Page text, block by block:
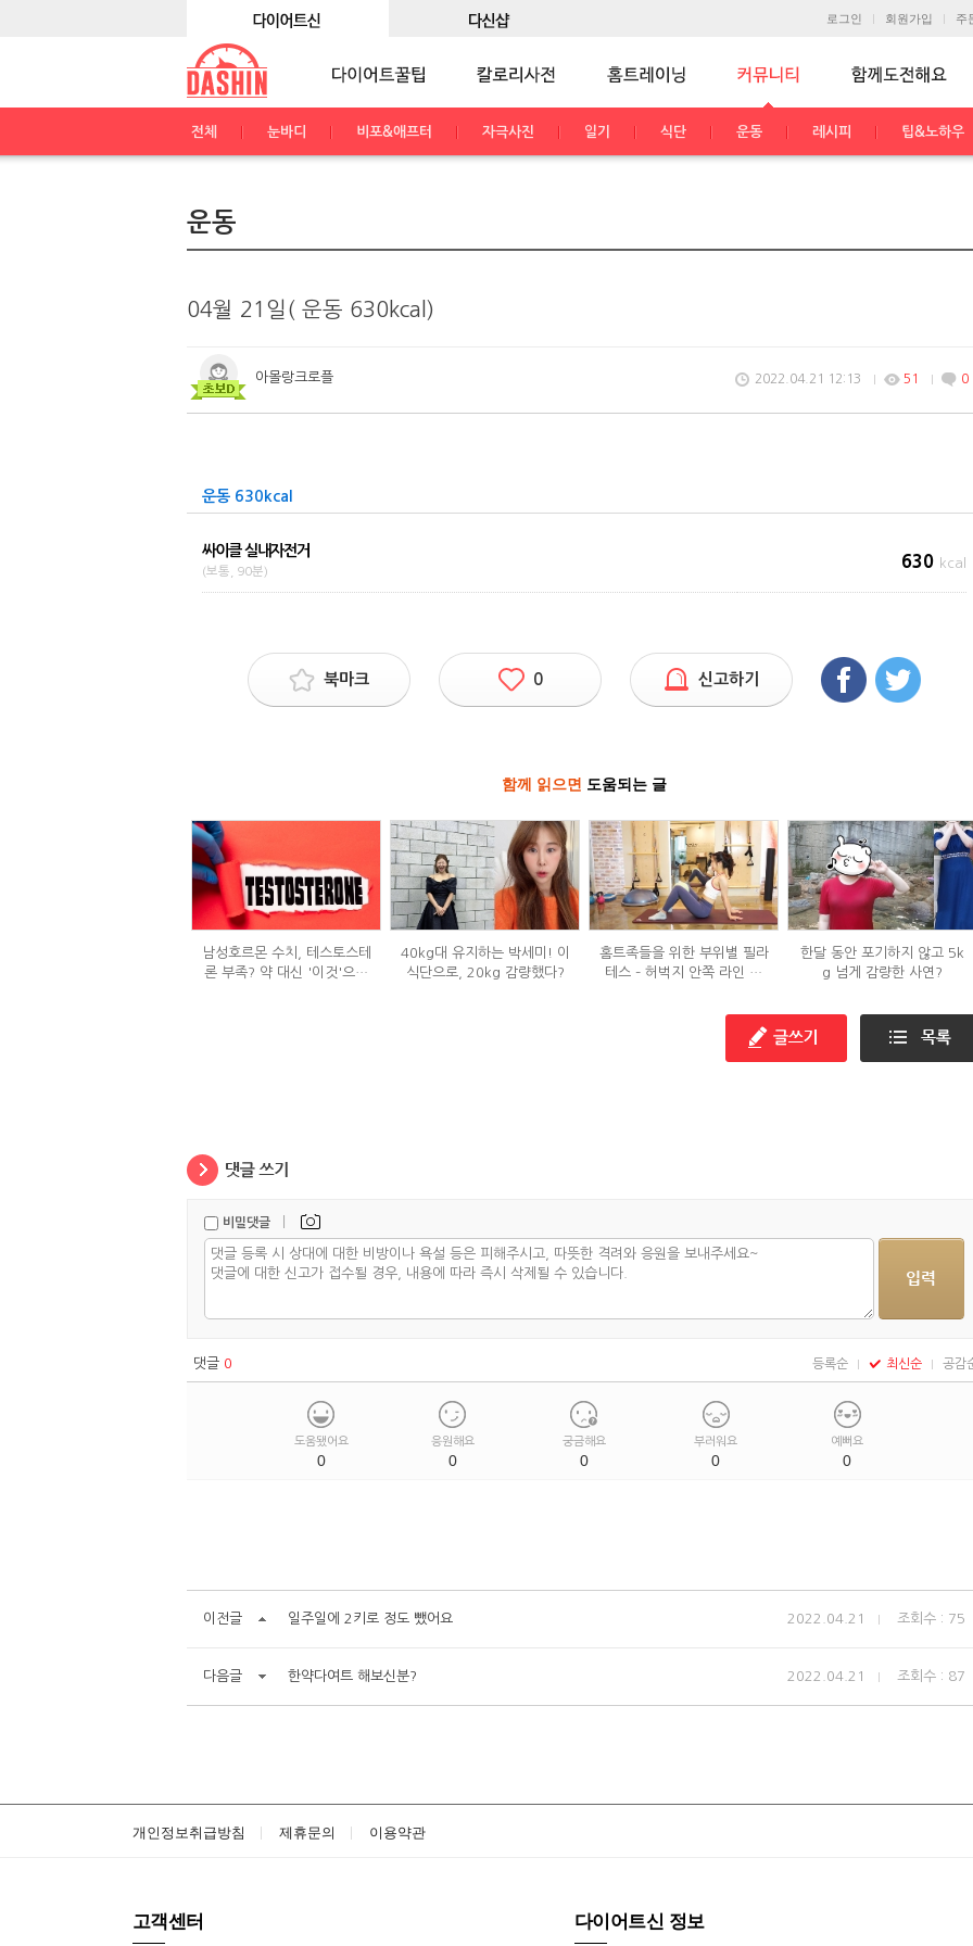
로그인 회원가입 주
전체 눈바디 비포&애프터 자극사진 일기 식단 운동 레시피 팁&노하우
운동
04월 21일( 운동 630kcal)
아몰랑크로플 2022.04.21 12:13 51 0
운동 630kcal
싸이클 실내자전거
(보통, 90분)
630 kcal
북마크 0 신고하기
함께 읽으면 도움되는 글
남성호르몬 수치, 테스토스테
론 부족? 약 대신 '이것'으로
40kg대 유지하는 박세미! 이
식단으로, 20kg 감량했다?
홈트족들을 위한 부위별 필라
테스 – 허벅지 안쪽 라인 만
한달 동안 포기하지 않고 5k
g 넘게 감량한 사연?
비밀댓글 |
댓글 0 등록순 최신순 공감
도움됐어요
0
응원해요
0
궁금해요
0
부러워요
0
예뻐요
0
이전글 일주일에 2키로 정도 뺐어요 2022.04.21 조회수 : 75
다음글 한약다여트 해보신분? 2022.04.21 조회수 : 87
개인정보취급방침 제휴문의 이용약관
고객센터 다이어트신 정보